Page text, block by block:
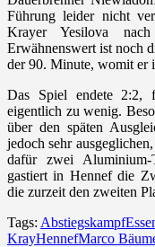
Führung leider nicht
Krayer Yesilova
Erwähnenswert ist noch
der 90. Minute, womit er
Das Spiel endete 2:2,
eigentlich zu wenig.
über den späten
jedoch sehr
dafür zwei Aluminium-
gastiert in Hennef die
die zurzeit den zweiten
Tags: Abstiegskampf
KrayHennefMarco